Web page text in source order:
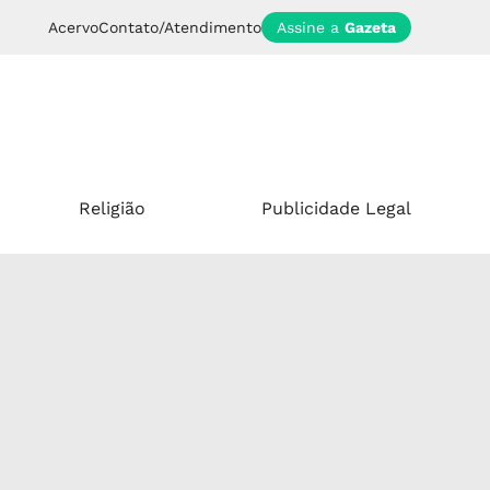
AcervoContato/Atendimento Assine a Gazeta
Religião Publicidade Legal